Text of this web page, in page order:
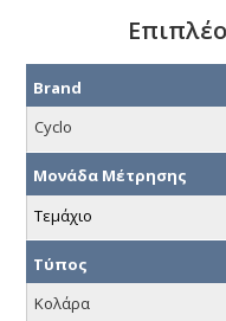
Brand
Cyclo
Μονάδα Μέτρησης
Τεμάχιο
Τύπος
Κολάρα